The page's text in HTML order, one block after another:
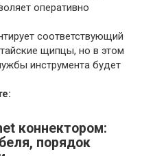
оперативно
соответствующий
щипцы, но в этом
инструмента будет
коннектором:
порядок